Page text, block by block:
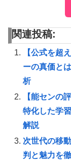
関連投稿:
【公式を超
ーの真価と
析
【能センの
特化した学
解説
次世代の移
判と魅力を